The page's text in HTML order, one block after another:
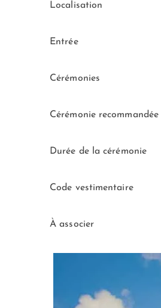
Localisation
Entrée
Cérémonies
Cérémonie recommandée
Durée de la cérémonie
Code vestimentaire
À associer